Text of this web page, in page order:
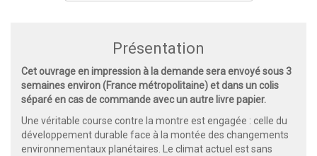
Présentation
Cet ouvrage en impression à la demande sera envoyé sous 3
semaines environ (France métropolitaine) et dans un colis
séparé en cas de commande avec un autre livre papier.
Une véritable course contre la montre est engagée : celle du
développement durable face à la montée des changements
environnementaux planétaires. Le climat actuel est sans